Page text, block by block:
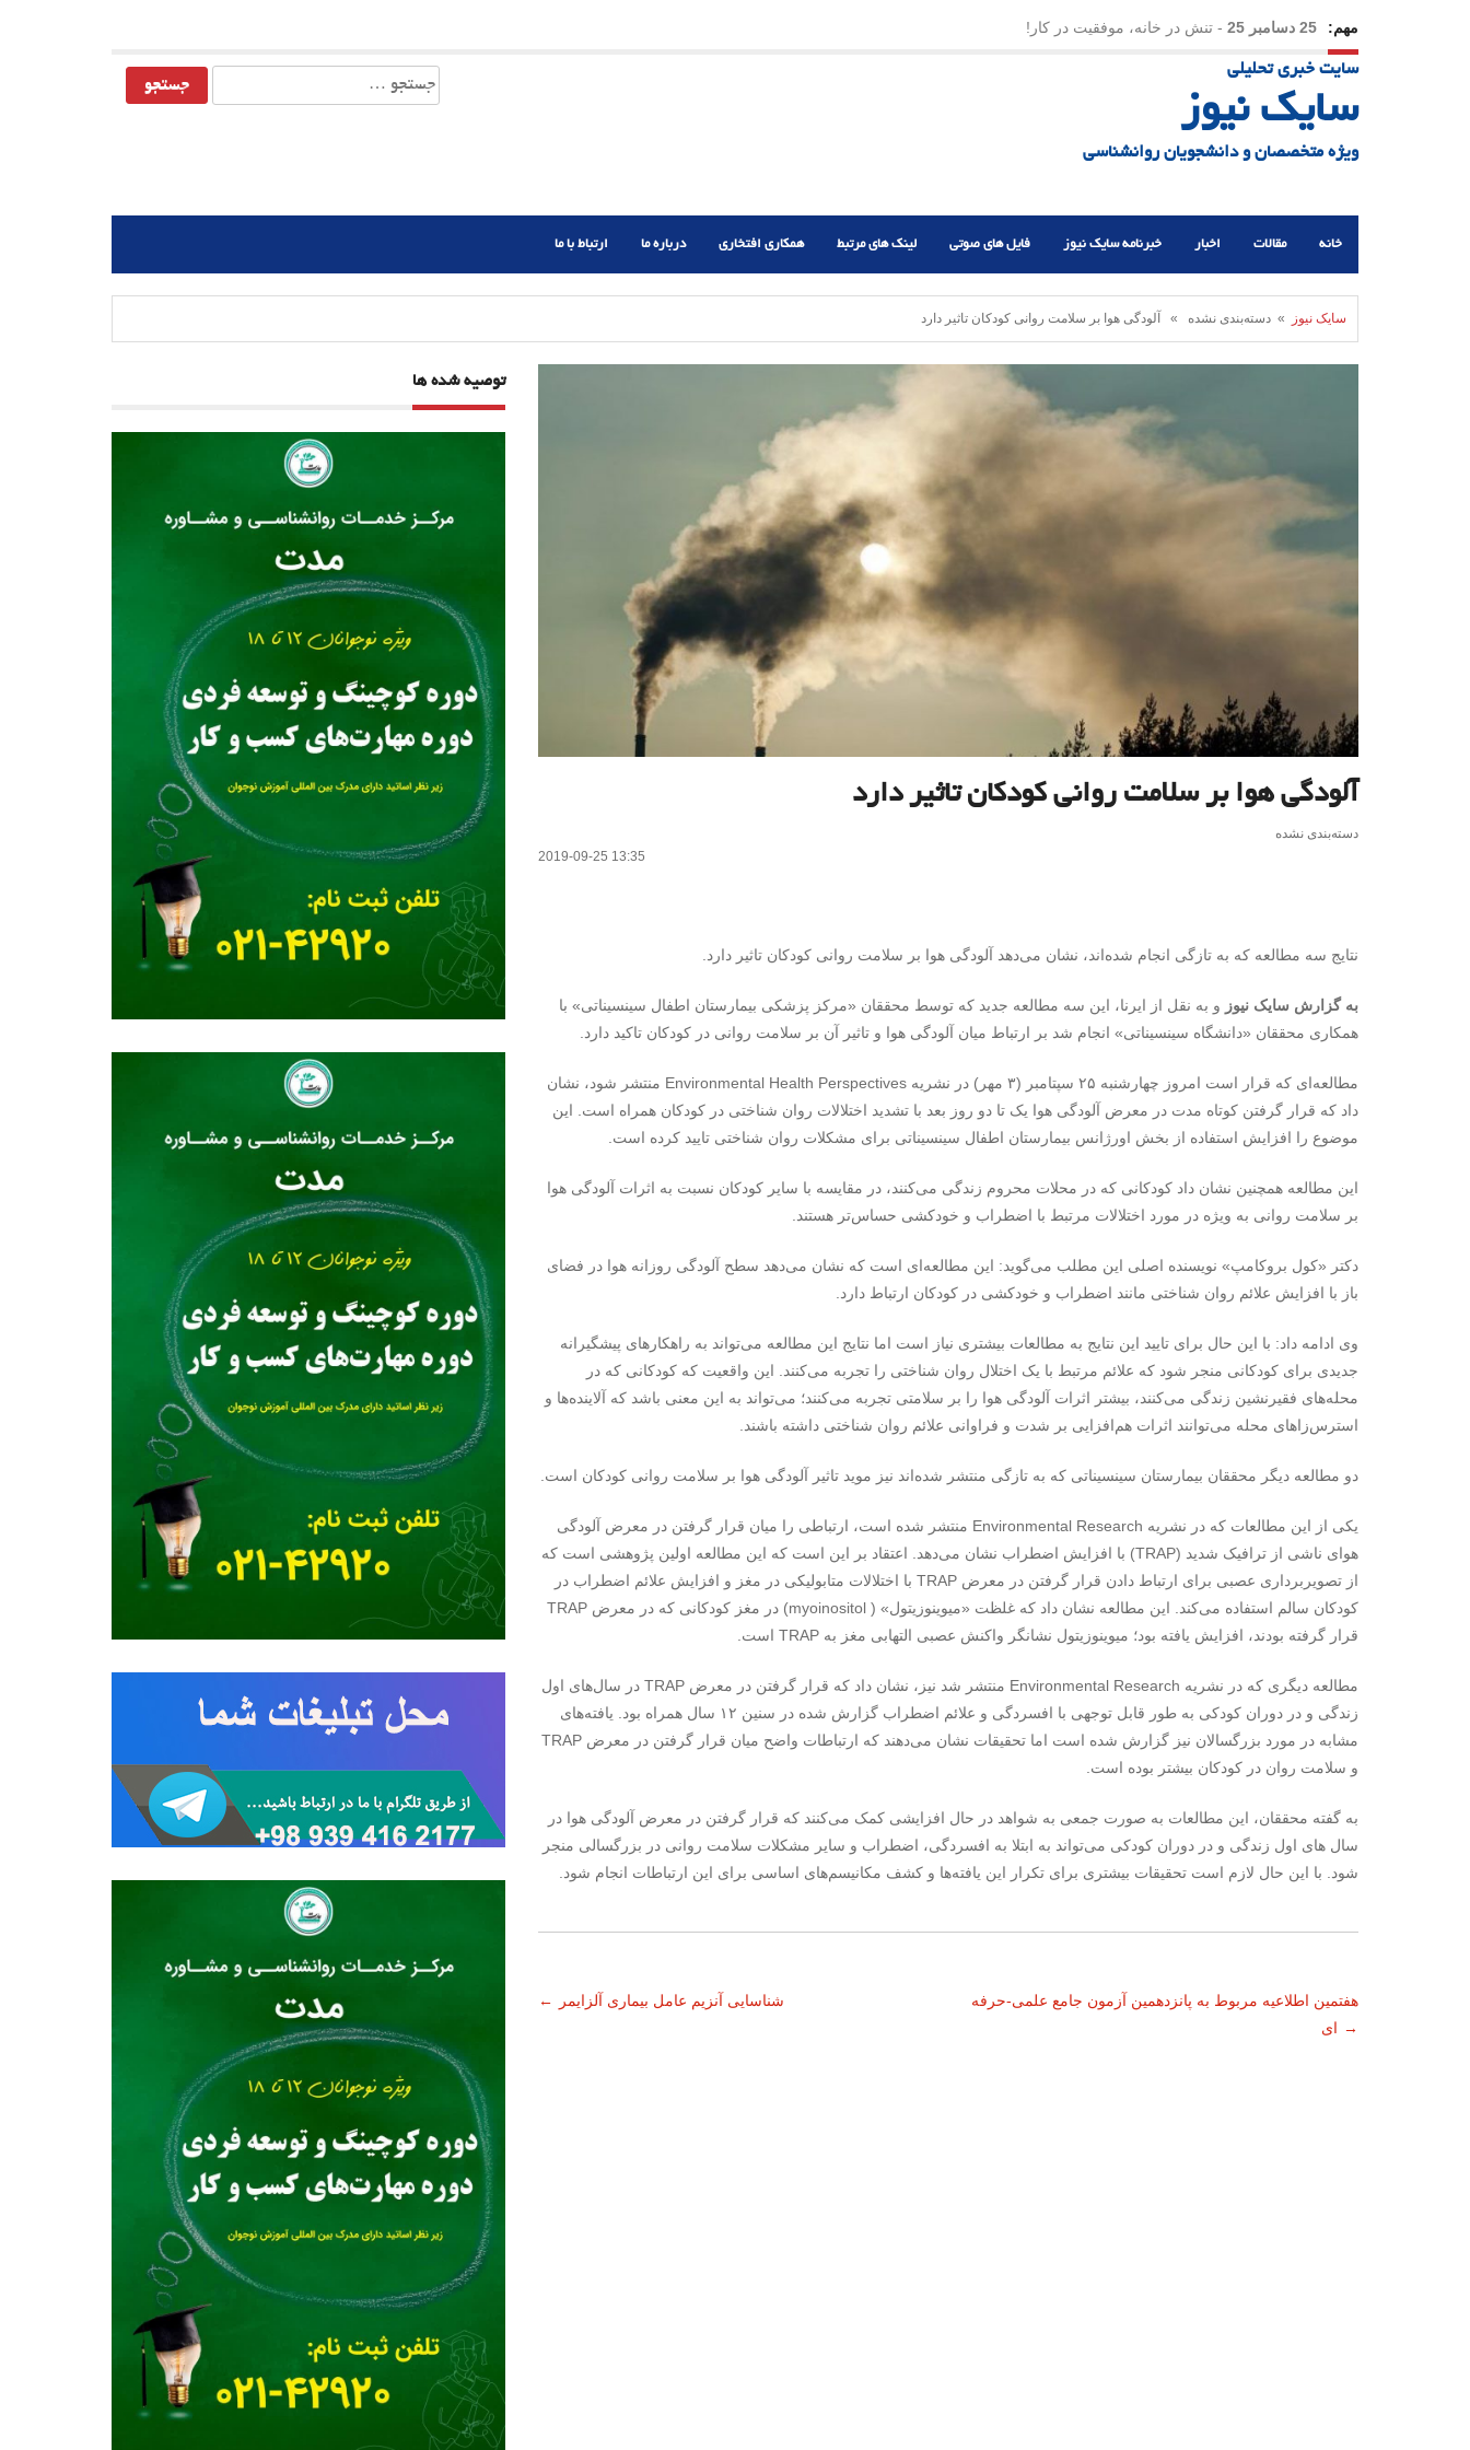
مهم: 25 دسامبر 25 - تنش در خانه، موفقیت در کار!
23 دسامبر 25
سایت خبری تحلیلی
سایک نیوز
ویژه متخصصان و دانشجویان روانشناسی
جستجو
برای:
خانه مقالات اخبار خبرنامه سایک نیوز فایل های صوتی لینک های مرتبط همکاری افتخاری درباره ما ارتباط با ما
سایک نیوز » دسته‌بندی نشده » آلودگی هوا بر سلامت روانی کودکان تاثیر دارد
آلودگی هوا بر سلامت روانی کودکان تاثیر دارد
دسته‌بندی نشده
2019-09-25 13:35
نتایج سه مطالعه که به تازگی انجام شده‌اند، نشان می‌دهد آلودگی هوا بر سلامت روانی کودکان تاثیر دارد.
به گزارش سایک نیوز و به نقل از ایرنا، این سه مطالعه جدید که توسط محققان «مرکز پزشکی بیمارستان اطفال سینسیناتی» با
همکاری محققان «دانشگاه سینسیناتی» انجام شد بر ارتباط میان آلودگی هوا و تاثیر آن بر سلامت روانی در کودکان تاکید دارد.
مطالعه‌ای که قرار است امروز چهارشنبه ۲۵ سپتامبر (۳ مهر) در نشریه Environmental Health Perspectives منتشر شود، نشان
داد که قرار گرفتن کوتاه مدت در معرض آلودگی هوا یک تا دو روز بعد با تشدید اختلالات روان شناختی در کودکان همراه است. این
موضوع را افزایش استفاده از بخش اورژانس بیمارستان اطفال سینسیناتی برای مشکلات روان شناختی تایید کرده است.
این مطالعه همچنین نشان داد کودکانی که در محلات محروم زندگی می‌کنند، در مقایسه با سایر کودکان نسبت به اثرات آلودگی هوا
بر سلامت روانی به ویژه در مورد اختلالات مرتبط با اضطراب و خودکشی حساس‌تر هستند.
دکتر «کول بروکامپ» نویسنده اصلی این مطلب می‌گوید: این مطالعه‌ای است که نشان می‌دهد سطح آلودگی روزانه هوا در فضای
باز با افزایش علائم روان شناختی مانند اضطراب و خودکشی در کودکان ارتباط دارد.
وی ادامه داد: با این حال برای تایید این نتایج به مطالعات بیشتری نیاز است اما نتایج این مطالعه می‌تواند به راهکارهای پیشگیرانه
جدیدی برای کودکانی منجر شود که علائم مرتبط با یک اختلال روان شناختی را تجربه می‌کنند. این واقعیت که کودکانی که در
محله‌های فقیرنشین زندگی می‌کنند، بیشتر اثرات آلودگی هوا را بر سلامتی تجربه می‌کنند؛ می‌تواند به این معنی باشد که آلاینده‌ها و
استرس‌زاهای محله می‌توانند اثرات هم‌افزایی بر شدت و فراوانی علائم روان شناختی داشته باشند.
دو مطالعه دیگر محققان بیمارستان سینسیناتی که به تازگی منتشر شده‌اند نیز موید تاثیر آلودگی هوا بر سلامت روانی کودکان است.
یکی از این مطالعات که در نشریه Environmental Research منتشر شده است، ارتباطی را میان قرار گرفتن در معرض آلودگی
هوای ناشی از ترافیک شدید (TRAP) با افزایش اضطراب نشان می‌دهد. اعتقاد بر این است که این مطالعه اولین پژوهشی است که
از تصویربرداری عصبی برای ارتباط دادن قرار گرفتن در معرض TRAP با اختلالات متابولیکی در مغز و افزایش علائم اضطراب در
کودکان سالم استفاده می‌کند. این مطالعه نشان داد که غلظت «میوینوزیتول» ( myoinositol) در مغز کودکانی که در معرض TRAP
قرار گرفته بودند، افزایش یافته بود؛ میوینوزیتول نشانگر واکنش عصبی التهابی مغز به TRAP است.
مطالعه دیگری که در نشریه Environmental Research منتشر شد نیز، نشان داد که قرار گرفتن در معرض TRAP در سال‌های اول
زندگی و در دوران کودکی به طور قابل توجهی با افسردگی و علائم اضطراب گزارش شده در سنین ۱۲ سال همراه بود. یافته‌های
مشابه در مورد بزرگسالان نیز گزارش شده است اما تحقیقات نشان می‌دهند که ارتباطات واضح میان قرار گرفتن در معرض TRAP
و سلامت روان در کودکان بیشتر بوده است.
به گفته محققان، این مطالعات به صورت جمعی به شواهد در حال افزایشی کمک می‌کنند که قرار گرفتن در معرض آلودگی هوا در
سال های اول زندگی و در دوران کودکی می‌تواند به ابتلا به افسردگی، اضطراب و سایر مشکلات سلامت روانی در بزرگسالی منجر
شود. با این حال لازم است تحقیقات بیشتری برای تکرار این یافته‌ها و کشف مکانیسم‌های اساسی برای این ارتباطات انجام شود.
ناوبری
← شناسایی آنزیم عامل بیماری آلزایمر
هفتمین اطلاعیه مربوط به پانزدهمین آزمون جامع علمی-حرفه
ای →
توصیه شده ها